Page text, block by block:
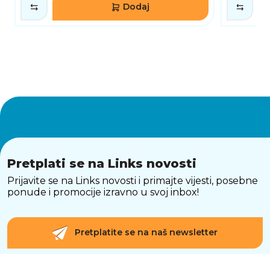
Dodaj
Pretplati se na Links novosti
Prijavite se na Links novosti i primajte vijesti, posebne
ponude i promocije izravno u svoj inbox!
Pretplatite se na naš newsletter